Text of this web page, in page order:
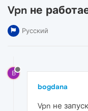
Vpn не
Русский
B
bogdana
Vpn не